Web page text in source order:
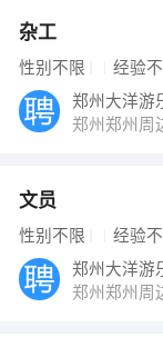
杂工
性别不限 经验
郑州大洋游
郑州郑州周
文员
性别不限 经验
郑州大洋游
郑州郑州周